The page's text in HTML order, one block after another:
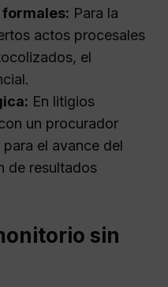
Para la
actos procesales
el
En litigios
un procurador
el avance del
de resultados
sin